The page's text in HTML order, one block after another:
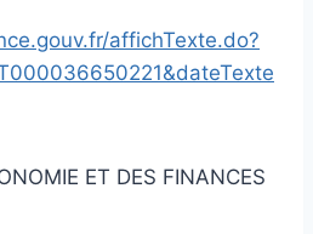
affichTexte.do?
ET DES FINANCES